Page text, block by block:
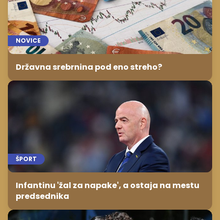
NOVICE
Državna srebrnina pod eno streho?
ŠPORT
Infantinu 'žal za napake', a ostaja na mestu
predsednika